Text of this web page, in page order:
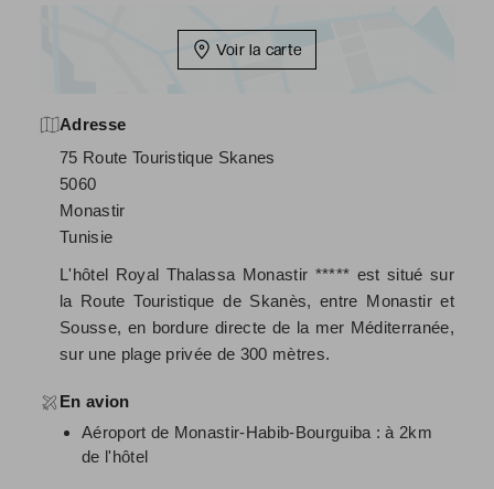
Voir la carte
Adresse
75 Route Touristique Skanes
5060
Monastir
Tunisie
L'hôtel Royal Thalassa Monastir ***** est situé sur
la Route Touristique de Skanès, entre Monastir et
Sousse, en bordure directe de la mer Méditerranée,
sur une plage privée de 300 mètres.
En avion
Aéroport de Monastir-Habib-Bourguiba : à 2km
de l'hôtel